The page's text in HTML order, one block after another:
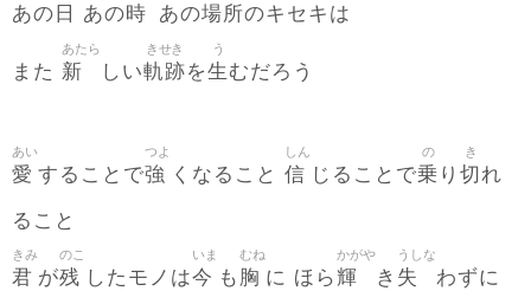
あの 日 あの時 あの場所のキセキは
また 新
あたら
しい軌跡
きせき
を生
う
むだろう
愛
あい
することで強
つよ
くなること 信
しん
じることで乗
の
り 切
き
れ
ること
君
きみ
が残
のこ
したモノは今
いま
も 胸
むね
に ほら輝
かがや
き 失
うしな
わずに